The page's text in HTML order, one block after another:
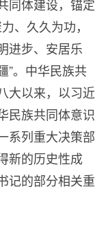
同体建设，锚定
、久久为功，
进步、安居乐
”。中华民族共
大以来，以习近
民族共同体意识
系列重大决策部
新的历史性成
记的部分相关重